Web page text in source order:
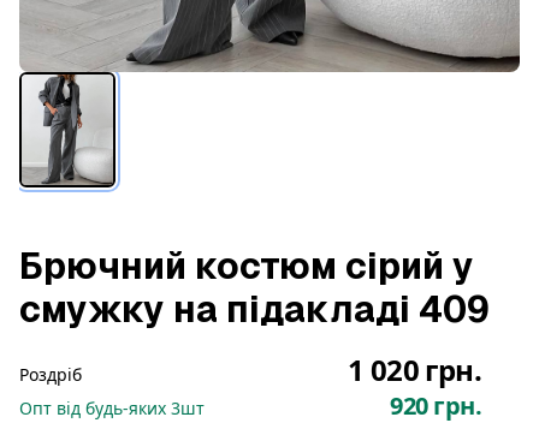
Брючний костюм сірий у
смужку на підакладі 409
Роздріб 1 020 грн.
Опт від будь-яких 3шт 920 грн.